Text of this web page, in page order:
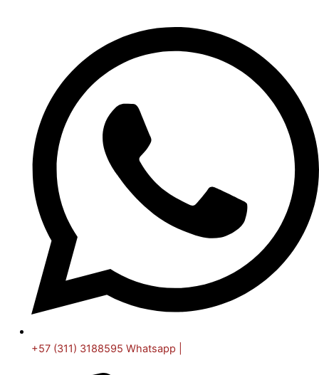
+57 (311) 3188595 Whatsapp |